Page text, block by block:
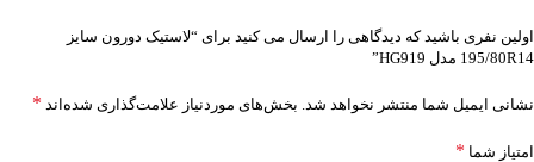
اولین نفری باشید که دیدگاهی را ارسال می کنید برای “لاستیک دورون سایز
195/80R14 مدل HG919”
نشانی ایمیل شما منتشر نخواهد شد. بخش‌های موردنیاز علامت‌گذاری شده‌اند *
امتیاز شما *